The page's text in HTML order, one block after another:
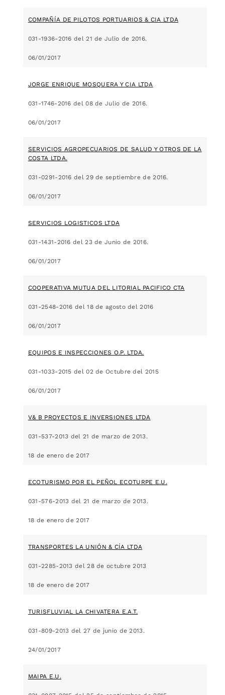
COMPAÑÍA DE PILOTOS PORTUARIOS & CIA LTDA
031-1936-2016 del 21 de Julio de 2016.
06/01/2017
JORGE ENRIQUE MOSQUERA Y CIA LTDA
031-1746-2016 del 08 de Julio de 2016.
06/01/2017
SERVICIOS AGROPECUARIOS DE SALUD Y OTROS DE LA
COSTA LTDA.
031-0291-2016 del 29 de septiembre de 2016.
06/01/2017
SERVICIOS LOGISTICOS LTDA
031-1431-2016 del 23 de Junio de 2016.
06/01/2017
COOPERATIVA MUTUA DEL LITORIAL PACIFICO CTA
031-2548-2016 del 18 de agosto del 2016
06/01/2017
EQUIPOS E INSPECCIONES O.P. LTDA.
031-1033-2015 del 02 de Octubre del 2015
06/01/2017
V& B PROYECTOS E INVERSIONES LTDA
031-537-2013 del 21 de marzo de 2013.
18 de enero de 2017
ECOTURISMO POR EL PEÑOL ECOTURPE E.U.
031-576-2013 del 21 de marzo de 2013.
18 de enero de 2017
TRANSPORTES LA UNIÓN & CÍA LTDA
031-2285-2013 del 28 de octubre 2013
18 de enero de 2017
TURISFLUVIAL LA CHIVATERA E.A.T.
031-809-2013 del 27 de junio de 2013.
24/01/2017
MAIPA E.U.